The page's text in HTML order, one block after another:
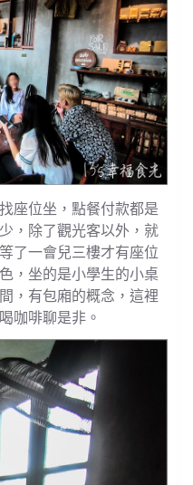
座位坐，點餐付款都是
，除了觀光客以外，就
了一會兒三樓才有座位
，坐的是小學生的小桌
，有包廂的概念，這裡
咖啡聊是非。